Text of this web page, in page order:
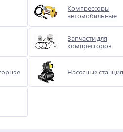
Компрессоры
автомобильные
Запчасти для
компрессоров
Насосные станция